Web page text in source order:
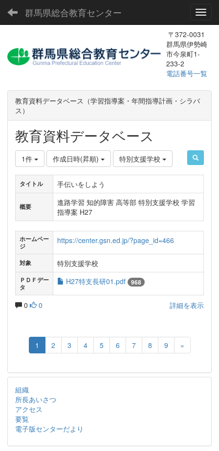
群馬県総合教育センター
〒372-0031
群馬県伊勢崎
市今泉町1-
233-2
電話番号一覧
教育資料データベース（学習指導案・年間指導計画・シラバ
ス）
教育資料データベース
1件 作成日時(昇順) 特別支援学校
タイトル 手伝いをしよう
概要
進路学習 知的障害 高等部 特別支援学校 学習
指導案 H27
ホームペー
ジ
https://center.gsn.ed.jp/?page_id=466
対象 特別支援学校
ＰＤＦデー
タ
H27特支長研01.pdf 968
0 0 詳細を表示
1 2 3 4 5 6 7 8 9 »
組織
所長あいさつ
アクセス
要覧
電子版センターだより